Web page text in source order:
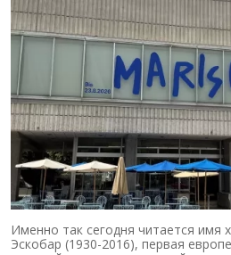
Именно так сегодня читается
Эскобар (1930-2016), первая